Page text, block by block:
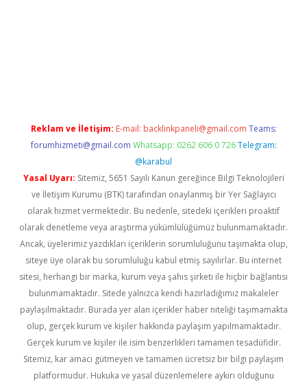
Reklam ve İletişim: E-mail: backlinkpaneli@gmail.com Teams:
forumhizmeti@gmail.com Whatsapp: 0262 606 0 726 Telegram:
@karabul
Yasal Uyarı: Sitemiz, 5651 Sayılı Kanun gereğince Bilgi Teknolojileri
ve İletişim Kurumu (BTK) tarafından onaylanmış bir Yer Sağlayıcı
olarak hizmet vermektedir. Bu nedenle, sitedeki içerikleri proaktif
olarak denetleme veya araştırma yükümlülüğümüz bulunmamaktadır.
Ancak, üyelerimiz yazdıkları içeriklerin sorumluluğunu taşımakta olup,
siteye üye olarak bu sorumluluğu kabul etmiş sayılırlar. Bu internet
sitesi, herhangi bir marka, kurum veya şahıs şirketi ile hiçbir bağlantısı
bulunmamaktadır. Sitede yalnızca kendi hazırladığımız makaleler
paylaşılmaktadır. Burada yer alan içerikler haber niteliği taşımamakta
olup, gerçek kurum ve kişiler hakkında paylaşım yapılmamaktadır.
Gerçek kurum ve kişiler ile isim benzerlikleri tamamen tesadüfidir.
Sitemiz, kar amacı gütmeyen ve tamamen ücretsiz bir bilgi paylaşım
platformudur. Hukuka ve yasal düzenlemelere aykırı olduğunu